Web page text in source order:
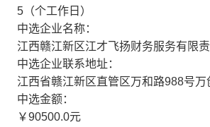
5（个工作日）
中选企业名称：
江西赣江新区江才飞扬财务服务有限
中选企业联系地址：
江西省赣江新区直管区万和路988号
中选金额：
￥90500.0元